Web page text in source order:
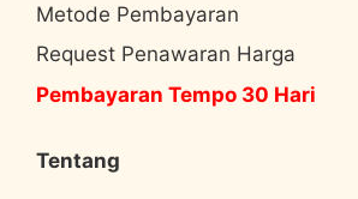
Metode Pembayaran
Request Penawaran Harga
Pembayaran Tempo 30 Hari
Tentang